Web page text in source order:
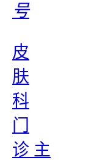
号
皮
肤
科
门
诊 主